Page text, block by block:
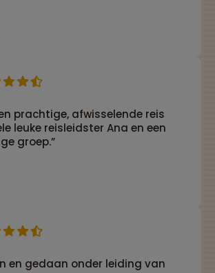
prachtige, afwisselende reis
leuke reisleidster Ana en een
groep.”
en gedaan onder leiding van